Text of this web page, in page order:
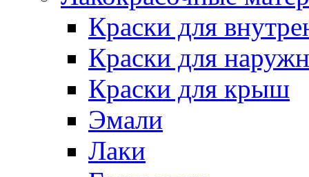
Краски для
Краски для
Краски для крыш
Эмали
Лаки